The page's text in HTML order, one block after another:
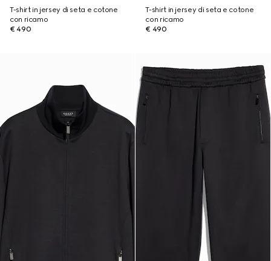
T-shirt in jersey di seta e cotone
con ricamo
€ 490
T-shirt in jersey di seta e cotone
con ricamo
€ 490